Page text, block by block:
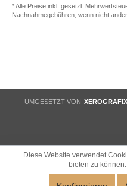
* Alle Preise inkl. gesetzl.
Nachnahmegebühren, wenn nicht
UMGESETZT VON
Diese Website verwendet
bieten zu können.